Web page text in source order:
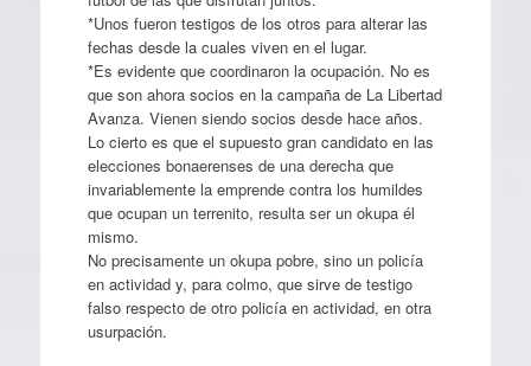
*Unos fueron testigos de los otros para alterar las
fechas desde la cuales viven en el lugar.
*Es evidente que coordinaron la ocupación. No es
que son ahora socios en la campaña de La Libertad
Avanza. Vienen siendo socios desde hace años.
Lo cierto es que el supuesto gran candidato en las
elecciones bonaerenses de una derecha que
invariablemente la emprende contra los humildes
que ocupan un terrenito, resulta ser un okupa él
mismo.
No precisamente un okupa pobre, sino un policía
en actividad y, para colmo, que sirve de testigo
falso respecto de otro policía en actividad, en otra
usurpación.